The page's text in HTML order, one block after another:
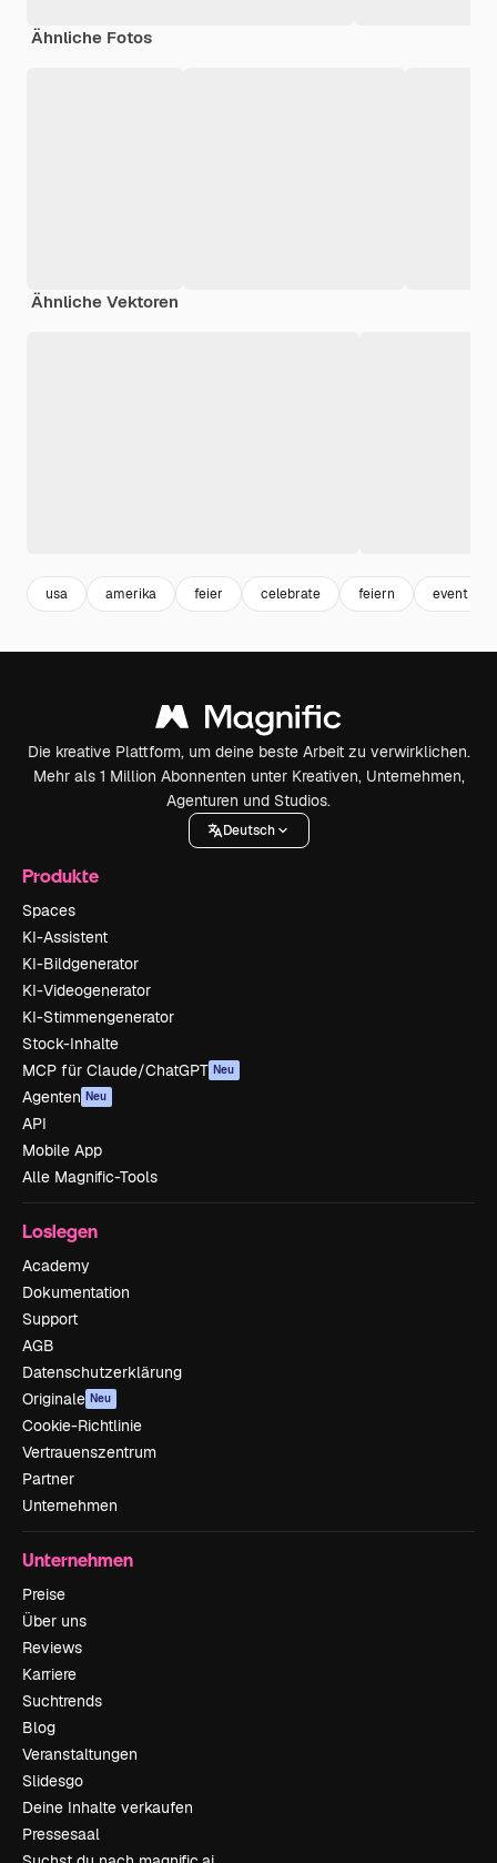
Ähnliche Fotos
Ähnliche Vektoren
usa amerika feier celebrate feiern event
Die kreative Plattform, um deine beste Arbeit zu verwirklichen.
Mehr als 1 Million Abonnenten unter Kreativen, Unternehmen,
Agenturen und Studios.
Deutsch
Produkte
Spaces
KI-Assistent
KI-Bildgenerator
KI-Videogenerator
KI-Stimmengenerator
Stock-Inhalte
MCP für Claude/ChatGPT Neu
Agenten Neu
API
Mobile App
Alle Magnific-Tools
Loslegen
Academy
Dokumentation
Support
AGB
Datenschutzerklärung
Originale Neu
Cookie-Richtlinie
Vertrauenszentrum
Partner
Unternehmen
Unternehmen
Preise
Über uns
Reviews
Karriere
Suchtrends
Blog
Veranstaltungen
Slidesgo
Deine Inhalte verkaufen
Pressesaal